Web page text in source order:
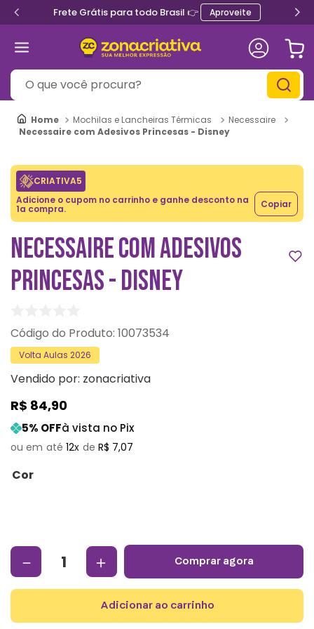
Frete Grátis para todo Brasil 👉 Aproveite
O que você procura?
Mochilas e Lancheiras Térmicas
Necessaire
Necessaire com Adesivos Princesas - Disney
CRIATIVA5
Adicione o cupom no carrinho e ganhe desconto na
1a compra. Copiar
NECESSAIRE COM ADESIVOS
PRINCESAS - DISNEY
: 10073534
Volta Aulas 2026
Vendido por: zonacriativa
R$ 84,90
5% OFFà vista no Pix
12 R$ 7,07
Cor
＋
－ comprar agora
adicionar ao carrinho